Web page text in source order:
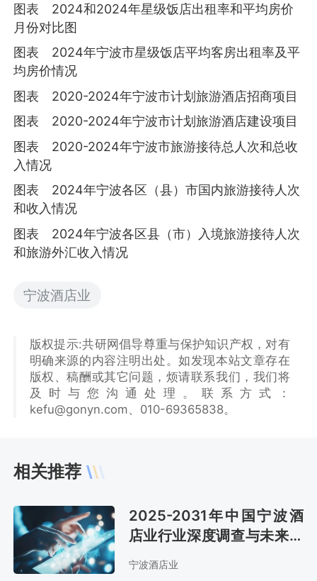
图表 2024和2024年星级饭店出租率和平均房价
月份对比图
图表 2024年宁波市星级饭店平均客房出租率及平
均房价情况
图表 2020-2024年宁波市计划旅游酒店招商项目
图表 2020-2024年宁波市计划旅游酒店建设项目
图表 2020-2024年宁波市旅游接待总人次和总收
入情况
图表 2024年宁波各区（县）市国内旅游接待人次
和收入情况
图表 2024年宁波各区县（市）入境旅游接待人次
和旅游外汇收入情况
宁波酒店业
版权提示:共研网倡导尊重与保护知识产权，对有
明确来源的内容注明出处。如发现本站文章存在
版权、稿酬或其它问题，烦请联系我们，我们将
及时与您沟通处理。联系方式：
kefu@gonyn.com、010-69365838。
相关推荐
2025-2031年中国宁波酒
店业行业深度调查与未来前
宁波酒店业